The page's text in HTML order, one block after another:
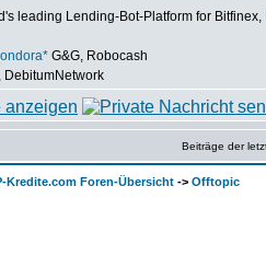
leading Lending-Bot-Platform for
G&G, Robocash
DebitumNetwork
Beiträge der
Kredite.com Foren-Übersicht -> Offtopic